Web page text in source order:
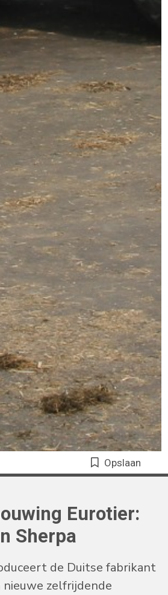
Opslaan
Eurotier:
Sherpa
de Duitse fabrikant
zelfrijdende